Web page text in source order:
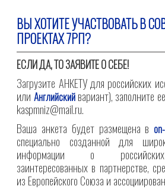
ВЫ ХОТИТЕ УЧАСТВОВАТЬ В
ПРОЕКТАХ 7РП?
ЕСЛИ ДА, ТО ЗАЯВИТЕ О СЕБЕ!
Загрузите АНКЕТУ для российских
или Английскийвариант), заполните
kaspmniz@mail.ru.
Ваша анкета будет размещена в
специально созданной для
информации о российских
заинтересованных в партнерстве,
из Европейского Союза и